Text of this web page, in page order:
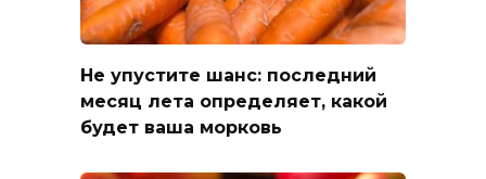
Не упустите шанс: последний
месяц лета определяет, какой
будет ваша морковь